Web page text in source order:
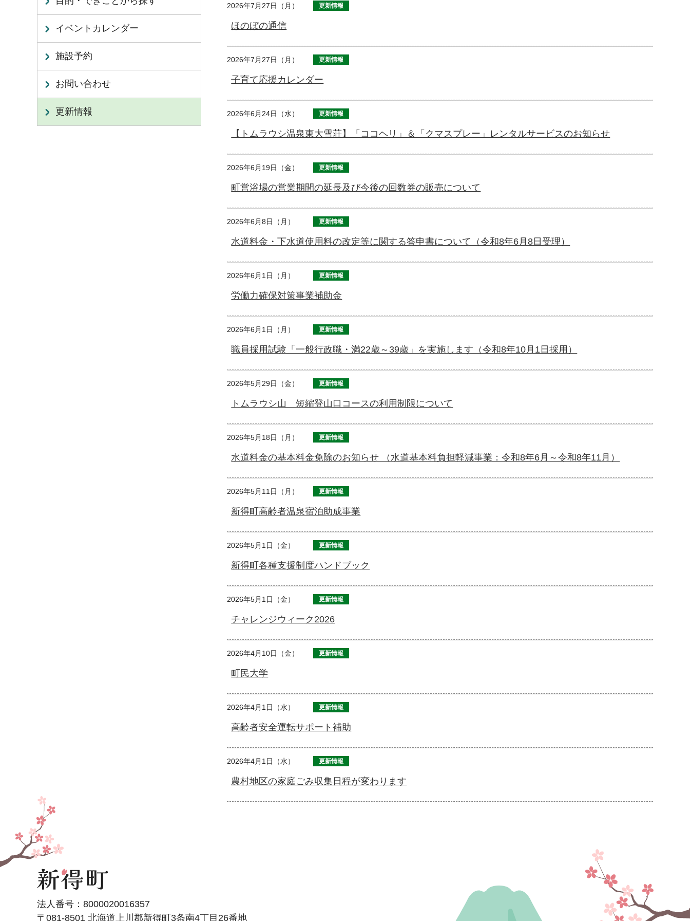
2026年7月27日（月） 更新情報
ほのぼの通信
2026年7月27日（月） 更新情報
子育て応援カレンダー
2026年6月24日（水） 更新情報
【トムラウシ温泉東大雪荘】「ココヘリ」＆「クマスプレー」レンタルサービスのお知らせ
2026年6月19日（金） 更新情報
町営浴場の営業期間の延長及び今後の回数券の販売について
2026年6月8日（月） 更新情報
水道料金・下水道使用料の改定等に関する答申書について（令和8年6月8日受理）
2026年6月1日（月） 更新情報
労働力確保対策事業補助金
2026年6月1日（月） 更新情報
職員採用試験「一般行政職・満22歳～39歳」を実施します（令和8年10月1日採用）
2026年5月29日（金） 更新情報
トムラウシ山 短縮登山口コースの利用制限について
2026年5月18日（月） 更新情報
水道料金の基本料金免除のお知らせ （水道基本料負担軽減事業：令和8年6月～令和8年11月）
2026年5月11日（月） 更新情報
新得町高齢者温泉宿泊助成事業
2026年5月1日（金） 更新情報
新得町各種支援制度ハンドブック
2026年5月1日（金） 更新情報
チャレンジウィーク2026
2026年4月10日（金） 更新情報
町民大学
2026年4月1日（水） 更新情報
高齢者安全運転サポート補助
2026年4月1日（水） 更新情報
農村地区の家庭ごみ収集日程が変わります
イベントカレンダー
施設予約
お問い合わせ
更新情報
法人番号：8000020016357
〒081-8501 北海道上川郡新得町3条南4丁目26番地